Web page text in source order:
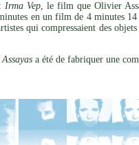
:Irma Vep, le film que Olivier
en un film de 4 minutes
qui compressaient des objets
a été de fabriquer une